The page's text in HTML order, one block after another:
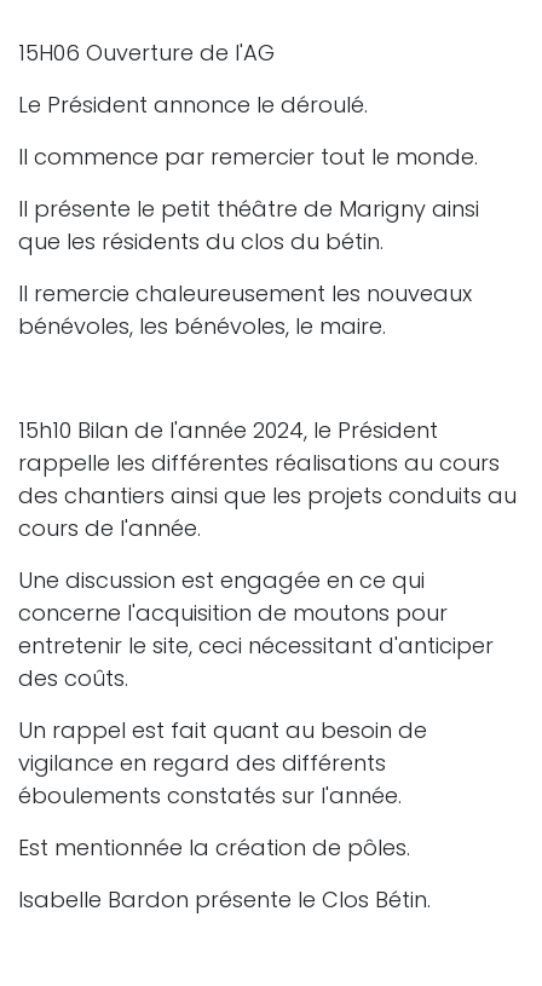
15H06 Ouverture de l'AG
Le Président annonce le déroulé.
Il commence par remercier tout le monde.
Il présente le petit théâtre de Marigny ainsi
que les résidents du clos du bétin.
Il remercie chaleureusement les nouveaux
bénévoles, les bénévoles, le maire.
15h10 Bilan de l'année 2024, le Président
rappelle les différentes réalisations au cours
des chantiers ainsi que les projets conduits au
cours de l'année.
Une discussion est engagée en ce qui
concerne l'acquisition de moutons pour
entretenir le site, ceci nécessitant d'anticiper
des coûts.
Un rappel est fait quant au besoin de
vigilance en regard des différents
éboulements constatés sur l'année.
Est mentionnée la création de pôles.
Isabelle Bardon présente le Clos Bétin.